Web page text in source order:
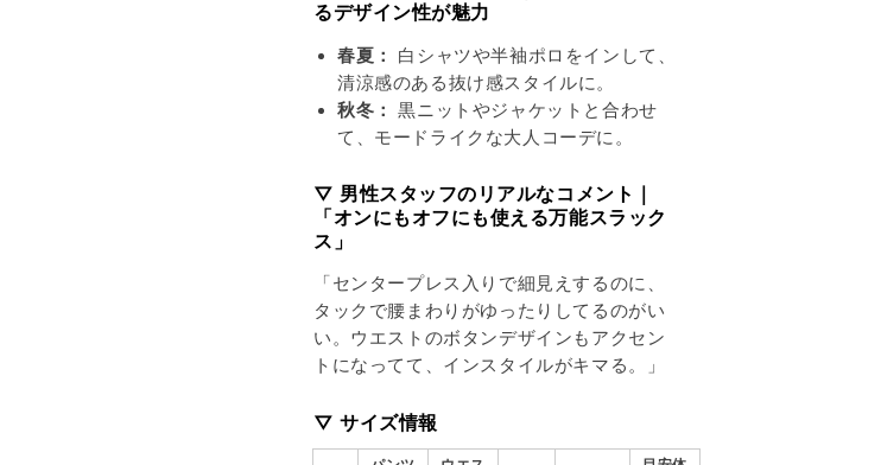
るデザイン性が魅力
春夏：
白シャツや半袖ポロをインして、
清涼感のある抜け感スタイルに。
秋冬：
黒ニットやジャケットと合わせ
て、モードライクな大人コーデに。
▽ 男性スタッフのリアルなコメント｜
「オンにもオフにも使える万能スラック
ス」
「センタープレス入りで細見えするのに、
タックで腰まわりがゆったりしてるのがい
い。ウエストのボタンデザインもアクセン
トになってて、インスタイルがキマる。」
▽ サイズ情報